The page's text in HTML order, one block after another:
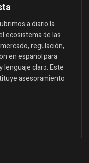
a diario la
ecosistema de las
regulación,
en español para
lenguaje claro. Este
asesoramiento